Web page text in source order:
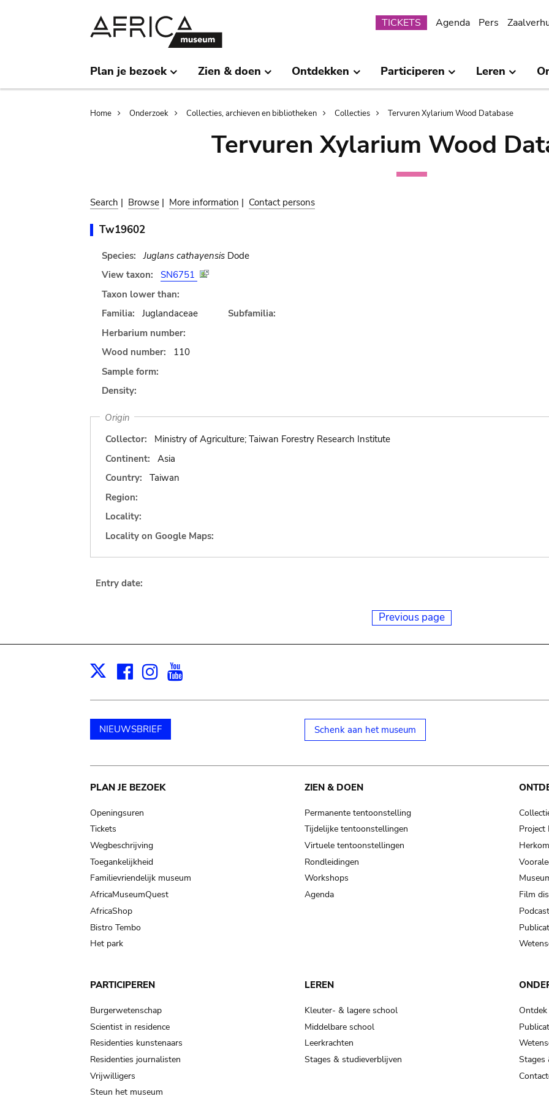
Submenu
TICKETS Agenda Pers
Plan je bezoek Zien & doen Ontdekken Participeren Leren
Breadcrumb
Home Onderzoek Collecties, archieven en bibliotheken Collecties Tervuren Xylarium Wood Database
Tervuren Xylarium Wood
Search | Browse | More information | Contact persons
Tw19602
Species: Juglans cathayensisDode
View taxon:
SN6751
Taxon lower than:
Familia:
Juglandaceae
Subfamilia:
Herbarium number:
Wood number:
110
Sample form:
Density:
Origin
Collector:
Ministry of Agriculture; Taiwan Forestry Research Institute
Continent:
Asia
Country:
Taiwan
Region:
Locality:
Locality on Google Maps:
Entry date:
Previous page
X Facebook
Instagram
NIEUWSBRIEF Schenk aan het museum
Main
navigation
PLAN JE BEZOEK
Openingsuren
Tickets
Wegbeschrijving
Toegankelijkheid
Familievriendelijk museum
AfricaMuseumQuest
AfricaShop
Bistro Tembo
Het park
ZIEN & DOEN
Permanente tentoonstelling
Tijdelijke tentoonstellingen
Virtuele tentoonstellingen
Rondleidingen
Workshops
Agenda
Project
Film
PARTICIPEREN
Burgerwetenschap
Scientist in residence
Residenties kunstenaars
Residenties journalisten
Vrijwilligers
Steun het museum
LEREN
Kleuter- & lagere school
Middelbare school
Leerkrachten
Stages & studieverblijven
Stages